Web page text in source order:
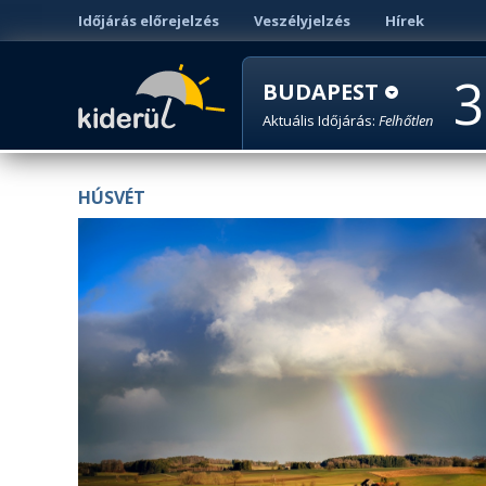
Időjárás előrejelzés Veszélyjelzés Hírek
BUDAPEST
Aktuális Időjárás: Felhőtlen
HÚSVÉT